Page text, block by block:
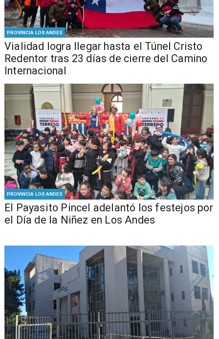
PROVINCIA LOS ANDES
Vialidad logra llegar hasta el Túnel Cristo
Redentor tras 23 días de cierre del Camino
Internacional
PROVINCIA LOS ANDES
El Payasito Pincel adelantó los festejos por
el Día de la Niñez en Los Andes